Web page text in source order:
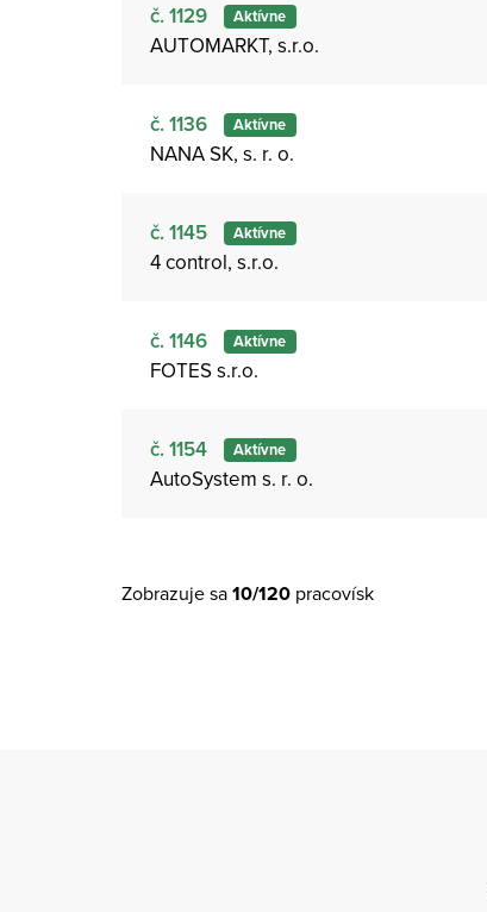
č. 1129 Aktívne
AUTOMARKT, s.r.o.
č. 1136 Aktívne
NANA SK, s. r. o.
č. 1145 Aktívne
4 control, s.r.o.
č. 1146 Aktívne
FOTES s.r.o.
č. 1154 Aktívne
AutoSystem s. r. o.
Zobrazuje sa10/120 pracovísk